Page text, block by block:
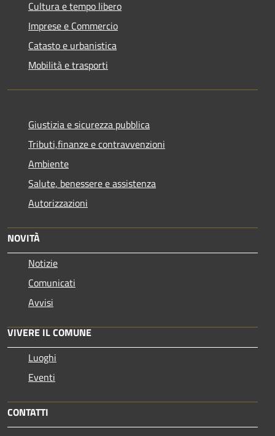
Cultura e tempo libero
Imprese e Commercio
Catasto e urbanistica
Mobilità e trasporti
Giustizia e sicurezza pubblica
Tributi,finanze e contravvenzioni
Ambiente
Salute, benessere e assistenza
Autorizzazioni
NOVITÀ
Notizie
Comunicati
Avvisi
VIVERE IL COMUNE
Luoghi
Eventi
CONTATTI